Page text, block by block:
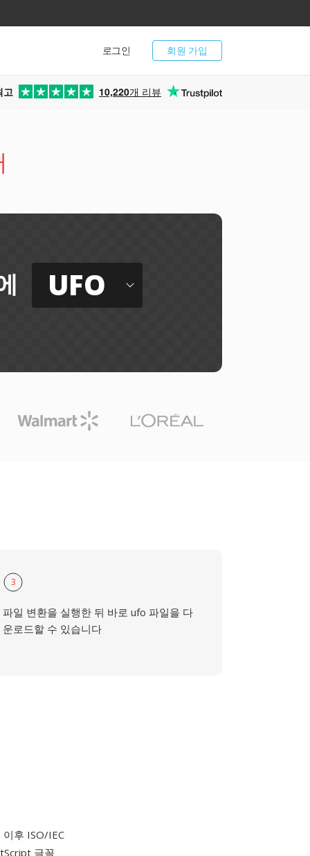
회원 가입
로그인
고 10,220개 리뷰
UFO
3
파일 변환을 실행한 뒤 바로 ufo 파일을 다
운로드할 수 있습니다
후 ISO/IEC
글꼴